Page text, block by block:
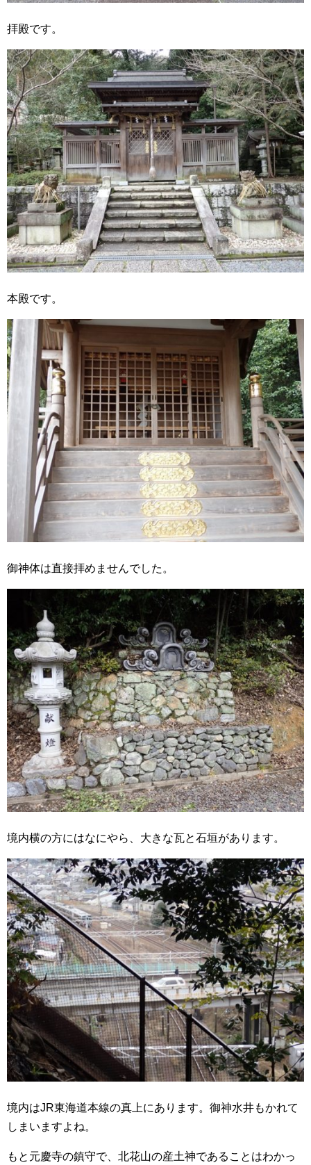
拝殿です。
本殿です。
御神体は直接拝めませんでした。
境内横の方にはなにやら、大きな瓦と石垣があります。
境内はJR東海道本線の真上にあります。御神水井もかれて
しまいますよね。
もと元慶寺の鎮守で、北花山の産土神であることはわかっ